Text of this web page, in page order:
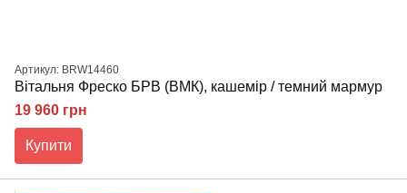
Артикул: BRW14460
Вітальня Фреско БРВ (ВМК), кашемір / темний мармур
19 960 грн
Купити